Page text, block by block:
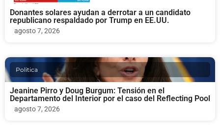
Donantes solares ayudan a derrotar a un candidato
republicano respaldado por Trump en EE.UU.
agosto 7, 2026
Politica
Jeanine Pirro y Doug Burgum: Tensión en el
Departamento del Interior por el caso del Reflecting Pool
agosto 7, 2026